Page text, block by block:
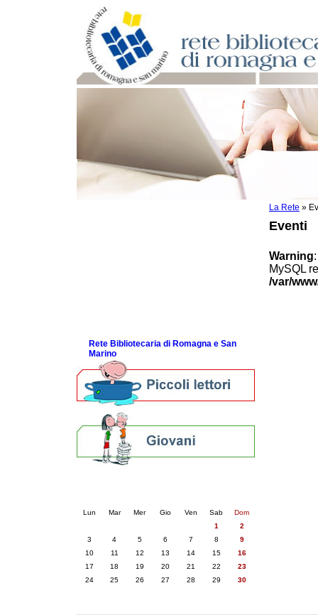
La Rete »
Eventi
Warning
MySQL
/var/
Rete Bibliotecaria di Romagna e San
Marino
Lun Mar Mer Gio Ven Sab
Dom
1
2
3
4 5 6 7 8
9
10
11 12 13 14 15
16
17
18 19 20 21 22
23
24
25 26 27 28 29 30